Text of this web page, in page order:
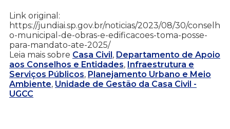
Link original:
https://jundiai.sp.gov.br/noticias/2023/08/30/conselh
o-municipal-de-obras-e-edificacoes-toma-posse-
para-mandato-ate-2025/
Leia mais sobre Casa Civil, Departamento de Apoio
aos Conselhos e Entidades, Infraestrutura e
Serviços Públicos, Planejamento Urbano e Meio
Ambiente, Unidade de Gestão da Casa Civil -
UGCC